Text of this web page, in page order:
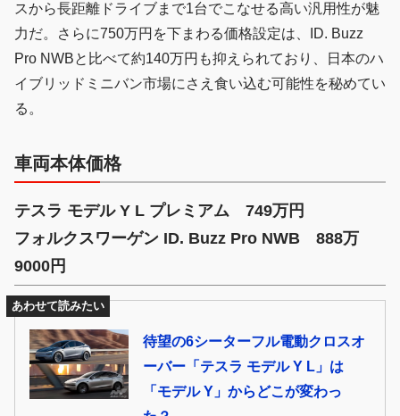
スから長距離ドライブまで1台でこなせる高い汎用性が魅
力だ。さらに750万円を下まわる価格設定は、ID. Buzz
Pro NWBと比べて約140万円も抑えられており、日本のハ
イブリッドミニバン市場にさえ食い込む可能性を秘めてい
る。
車両本体価格
テスラ モデル Y L プレミアム 749万円
フォルクスワーゲン ID. Buzz Pro NWB 888万
9000円
あわせて読みたい
待望の6シーターフル電動クロスオ
ーバー「テスラ モデル Y L」は
「モデル Y」からどこが変わっ